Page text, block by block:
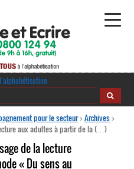
Alphabétisation
Publications
pour le secteur>Archives>
aux adultes à partir de la (…)
de la lecture
« Du sens au